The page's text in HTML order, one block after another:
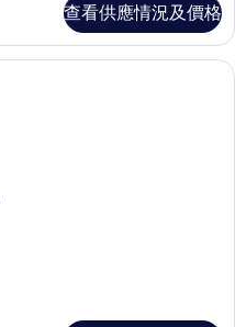
查看供應情況及價格